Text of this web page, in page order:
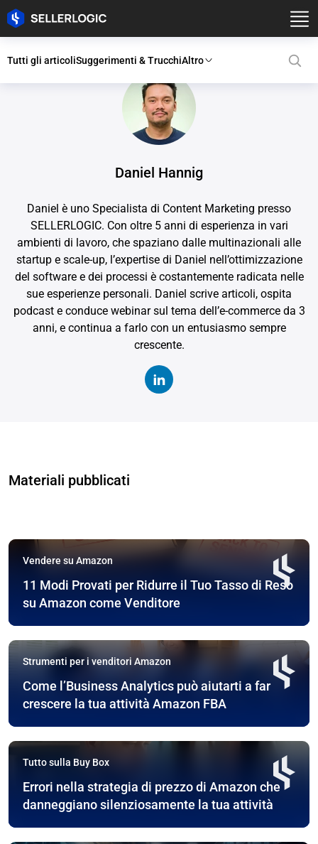
Tutti gli articoliSuggerimenti & TrucchiAltro
Daniel Hannig
Daniel è uno Specialista di Content Marketing presso
SELLERLOGIC. Con oltre 5 anni di esperienza in vari
ambienti di lavoro, che spaziano dalle multinazionali alle
startup e scale-up, l’expertise di Daniel nell’ottimizzazione
del software e dei processi è costantemente radicata nelle
sue esperienze personali. Daniel scrive articoli, ospita
podcast e conduce webinar sul tema dell’e-commerce da 3
anni, e continua a farlo con un entusiasmo sempre
crescente.
Materiali pubblicati
Vendere su Amazon
11 Modi Provati per Ridurre il Tuo Tasso di Reso
su Amazon come Venditore
Strumenti per i venditori Amazon
Come l’Business Analytics può aiutarti a far
crescere la tua attività Amazon FBA
Tutto sulla Buy Box
Errori nella strategia di prezzo di Amazon che
danneggiano silenziosamente la tua attività